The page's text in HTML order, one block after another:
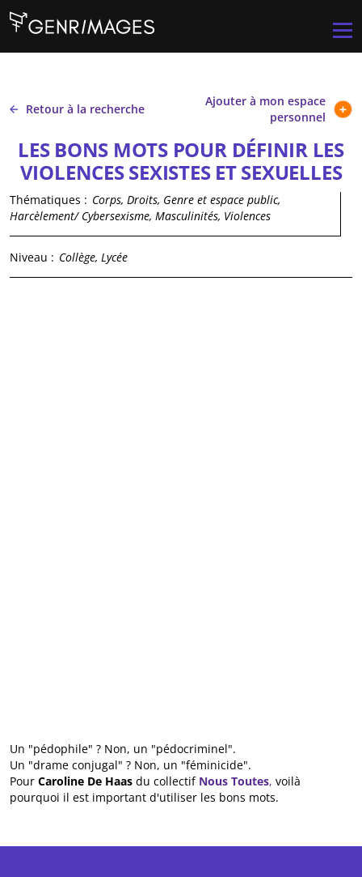
Retour à la recherche
Ajouter à mon espace
personnel
LES BONS MOTS POUR DÉFINIR LES
VIOLENCES SEXISTES ET SEXUELLES
Thématiques : Corps, Droits, Genre et espace public,
Harcèlement/ Cybersexisme, Masculinités, Violences
Niveau : Collège, Lycée
Un "pédophile" ? Non, un "pédocriminel".
Un "drame conjugal" ? Non, un "féminicide".
Pour Caroline De Haas du collectif Nous Toutes, voilà
pourquoi il est important d'utiliser les bons mots.